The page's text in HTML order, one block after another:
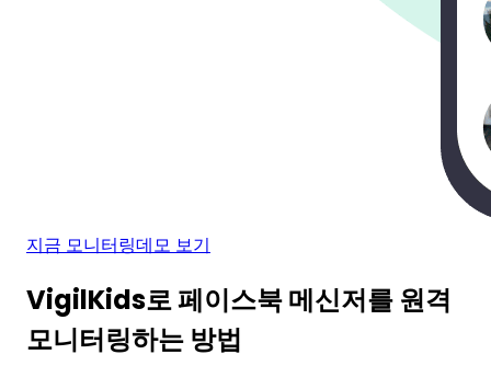
지금 모니터링데모 보기
VigilKids로 페이스북 메신저를 원격
모니터링하는 방법